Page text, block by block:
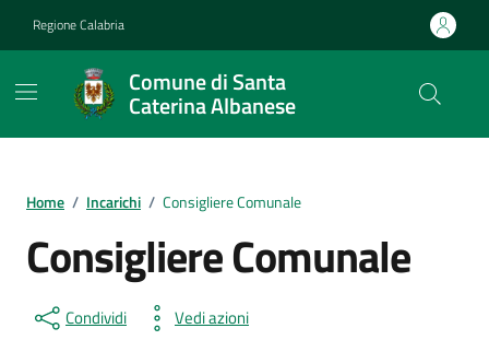
Regione Calabria
Comune di Santa
Caterina Albanese
Home / Incarichi / Consigliere Comunale
Consigliere Comunale
Condividi Vedi azioni